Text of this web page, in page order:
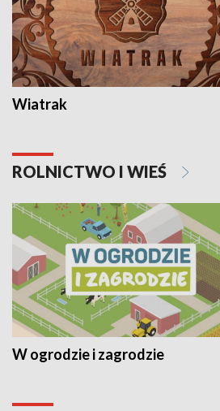
Wiatrak
ROLNICTWO I WIEŚ
W ogrodzie i zagrodzie